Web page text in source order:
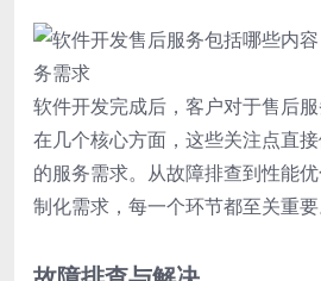
软件开发完成后，客户对于售后
在几个核心方面，这些关注点直
的服务需求。从故障排查到性能
制化需求，每一个环节都至关重要